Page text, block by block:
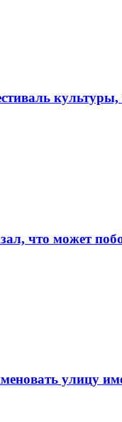
культуры,
что может
улицу